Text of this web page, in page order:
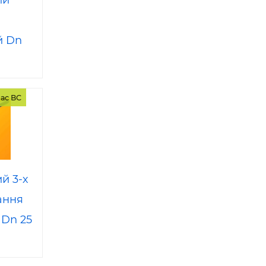
Dn
ВС
3-х
25